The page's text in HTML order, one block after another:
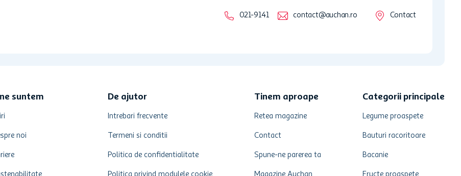
021-9141 contact@auchan.ro Contact
suntem
noi
De ajutor
Intrebari frecvente
Termeni si conditii
Politica de confidentialitate
Tinem aproape
Retea magazine
Contact
Spune-ne parerea ta
Categorii principale
Legume proaspete
Bauturi racoritoare
Bacanie